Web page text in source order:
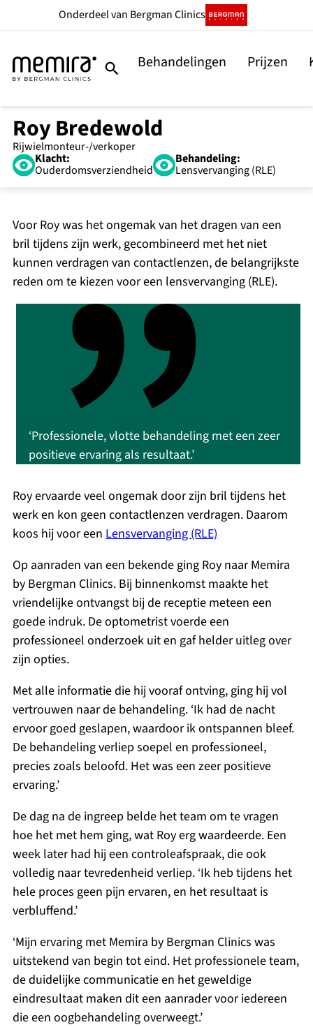
Onderdeelvan Bergman Clinics
Behandelingen Prijzen
Roy Bredewold
Klacht:
Ouderdomsverziendheid
Behandeling:
Lensvervanging (RLE)
Voor Roy was het ongemak van het dragen van een
bril tijdens zijn werk, gecombineerd met het niet
kunnen verdragen van contactlenzen, de belangrijkste
reden om te kiezen voor een lensvervanging (RLE).
‘Professionele, vlotte behandeling met een zeer
positieve ervaring als resultaat.’
Roy ervaarde veel ongemak door zijn bril tijdens het
werk en kon geen contactlenzen verdragen. Daarom
koos hij voor een Lensvervanging (RLE)
Op aanraden van een bekende ging Roy naar Memira
by Bergman Clinics. Bij binnenkomst maakte het
vriendelijke ontvangst bij de receptie meteen een
goede indruk. De optometrist voerde een
professioneel onderzoek uit en gaf helder uitleg over
zijn opties.
Met alle informatie die hij vooraf ontving, ging hij vol
vertrouwen naar de behandeling. ‘Ik had de nacht
ervoor goed geslapen, waardoor ik ontspannen bleef.
De behandeling verliep soepel en professioneel,
precies zoals beloofd. Het was een zeer positieve
ervaring.’
De dag na de ingreep belde het team om te vragen
hoe het met hem ging, wat Roy erg waardeerde. Een
week later had hij een controleafspraak, die ook
volledig naar tevredenheid verliep. ‘Ik heb tijdens het
hele proces geen pijn ervaren, en het resultaat is
verbluffend.’
‘Mijn ervaring met Memira by Bergman Clinics was
uitstekend van begin tot eind. Het professionele team,
de duidelijke communicatie en het geweldige
eindresultaat maken dit een aanrader voor iedereen
die een oogbehandeling overweegt.’